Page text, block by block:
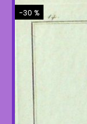
-30 %